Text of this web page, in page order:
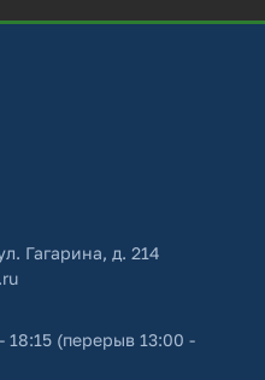
Гагарина, д. 214
18:15 (перерыв 13:00 -